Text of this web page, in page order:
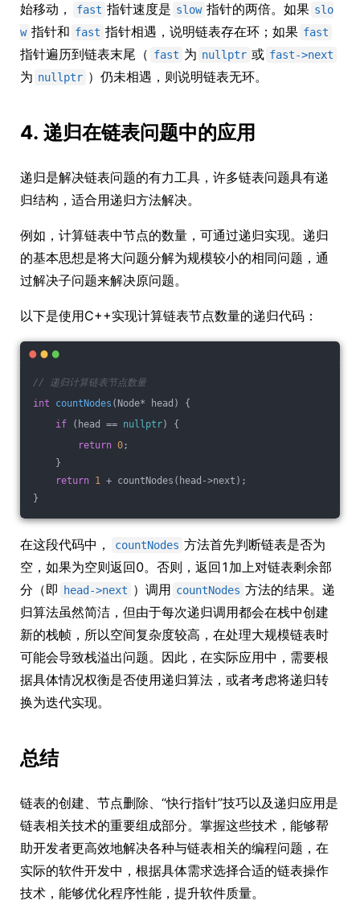
始移动，
fast 指针速度是 slow 指针的两倍。如果 slo
w 指针和 fast 指针相遇，说明链表存在环；如果 fast
指针遍历到链表末尾（ fast 为 nullptr 或 fast->next
为 nullptr ）仍未相遇，则说明链表无环。
4. 递归在链表问题中的应用
递归是解决链表问题的有力工具，许多链表问题具有递
归结构，适合用递归方法解决。
例如，计算链表中节点的数量，可通过递归实现。递归
的基本思想是将大问题分解为规模较小的相同问题，通
过解决子问题来解决原问题。
以下是使用C++实现计算链表节点数量的递归代码：
// 递归计算链表节点数量
int
countNodes (Node* head)
{
if (head == nullptr) {
return 0;
}
return 1 + countNodes(head->next);
}
在这段代码中， countNodes 方法首先判断链表是否为
空，如果为空则返回0。否则，返回1加上对链表剩余部
分（即
head->next ）调用 countNodes 方法的结果。递
归算法虽然简洁，但由于每次递归调用都会在栈中创建
新的栈帧，所以空间复杂度较高，在处理大规模链表时
可能会导致栈溢出问题。因此，在实际应用中，需要根
据具体情况权衡是否使用递归算法，或者考虑将递归转
换为迭代实现。
总结
链表的创建、节点删除、“快行指针”技巧以及递归应用是
链表相关技术的重要组成部分。掌握这些技术，能够帮
助开发者更高效地解决各种与链表相关的编程问题，在
实际的软件开发中，根据具体需求选择合适的链表操作
技术，能够优化程序性能，提升软件质量。